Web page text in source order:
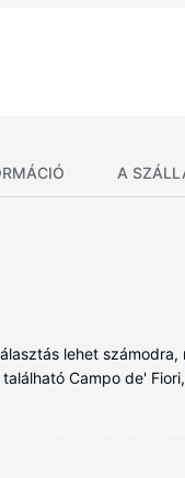
A
lehet
Campo de'
(kizárólag azok,